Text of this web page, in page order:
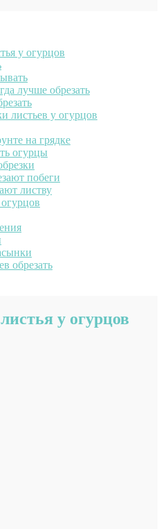
у огурцов
лучше обрезать
листьев у огурцов
на грядке
огурцы
побеги
листву
обрезать
у огурцов